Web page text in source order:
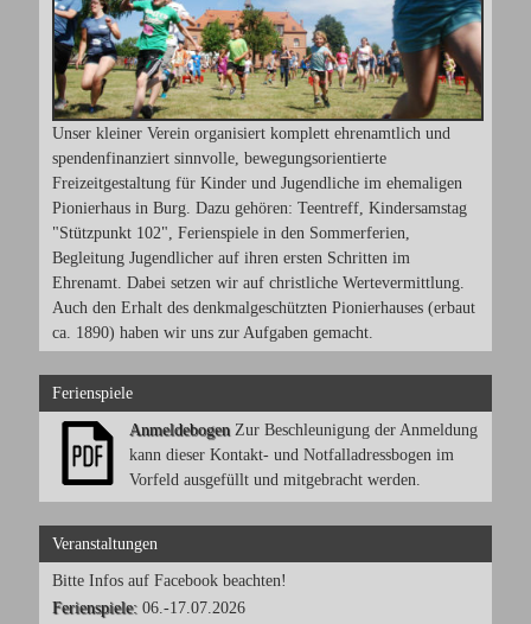
Unser kleiner Verein organisiert komplett ehrenamtlich und
spendenfinanziert sinnvolle, bewegungsorientierte
Freizeitgestaltung für Kinder und Jugendliche im ehemaligen
Pionierhaus in Burg. Dazu gehören: Teentreff, Kindersamstag
"Stützpunkt 102", Ferienspiele in den Sommerferien,
Begleitung Jugendlicher auf ihren ersten Schritten im
Ehrenamt. Dabei setzen wir auf christliche Wertevermittlung.
Auch den Erhalt des denkmalgeschützten Pionierhauses (erbaut
ca. 1890) haben wir uns zur Aufgaben gemacht.
Ferienspiele
AnmeldebogenZur Beschleunigung der Anmeldung
kann dieser Kontakt- und Notfalladressbogen im
Vorfeld ausgefüllt und mitgebracht werden.
Veranstaltungen
Bitte Infos auf Facebook beachten!
Ferienspiele:06.-17.07.2026